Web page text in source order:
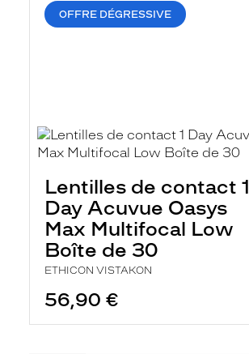
OFFRE DÉGRESSIVE
Lentilles de contact 1
Day Acuvue Oasys
Max Multifocal Low
Boîte de 30
ETHICON VISTAKON
56,90 €